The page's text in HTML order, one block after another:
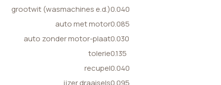
grootwit (wasmachines e.d.)0.040
auto met motor0.085
auto zonder motor-plaat0.030
tolerie0.135
recupel0.040
ijzer draaisels0.095